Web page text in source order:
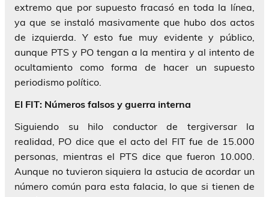
extremo que por supuesto fracasó en toda la línea,
ya que se instaló masivamente que hubo dos actos
de izquierda. Y esto fue muy evidente y público,
aunque PTS y PO tengan a la mentira y al intento de
ocultamiento como forma de hacer un supuesto
periodismo político.
El FIT: Números falsos y guerra interna
Siguiendo su hilo conductor de tergiversar la
realidad, PO dice que el acto del FIT fue de 15.000
personas, mientras el PTS dice que fueron 10.000.
Aunque no tuvieron siquiera la astucia de acordar un
número común para esta falacia, lo que si tienen de